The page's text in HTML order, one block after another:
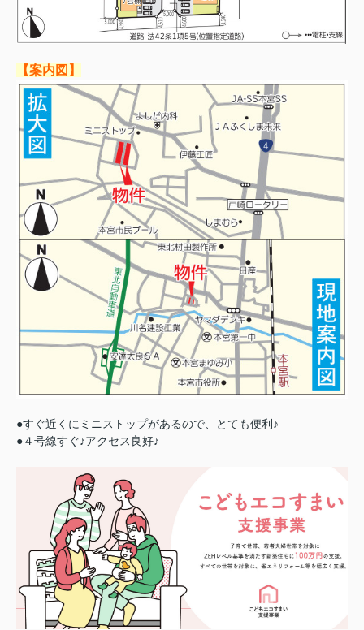
【案内図】
●すぐ近くにミニストップがあるので、とても便利♪
●４号線すぐ♪アクセス良好♪